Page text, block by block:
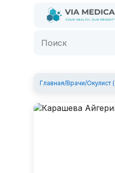
Главная/Врачи/Окулист